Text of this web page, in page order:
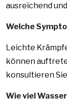
ausreichend
Welche
Leichte
können
konsultieren
Wie viel